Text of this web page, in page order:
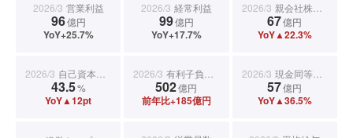
2026/3 営業利益
96億円
YoY+25.7%
2026/3 経常利益
99億円
YoY+17.7%
2026/3 親会社株主に帰属する当期純利益
67億円
YoY▲22.3%
2026/3 自己資本比率
43.5%
YoY▲12pt
2026/3 有利子負債合計
502億円
前年比+185億円
2026/3 現金同等物期末残高
57億円
YoY▲36.5%